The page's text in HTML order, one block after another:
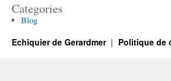
Categories
Blog
Echiquier de Gerardmer Politique de